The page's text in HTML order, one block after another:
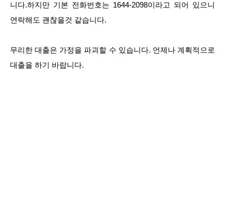
니다.하지만 기본 전화번호는 1644-2098이라고 되어 있으니
연락해도 괜찮을것 같습니다.
무리한 대출은 가정을 파괴할 수 있습니다. 언제나 계획적으로
대출을 하기 바랍니다.